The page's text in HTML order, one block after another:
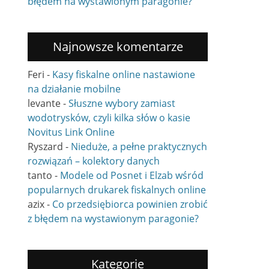
Najnowsze komentarze
Feri - Kasy fiskalne online nastawione
na działanie mobilne
levante-Słuszne wybory zamiast
wodotrysków, czyli kilka słów o kasie
Novitus Link Online
Ryszard - Nieduże, a pełne praktycznych
rozwiązań – kolektory danych
tanto - Modele od Posnet i Elzab wśród
popularnych drukarek fiskalnych online
azix- Co przedsiębiorca powinien zrobić
z błędem na wystawionym paragonie?
Kategorie